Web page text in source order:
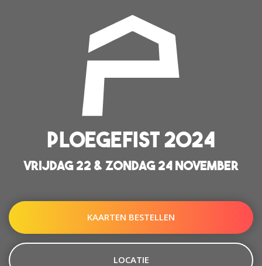
PLOEGEFIST 2024
VRIJDAG 22 & ZONDAG 24 NOVEMBER
KAARTEN BESTELLEN
LOCATIE